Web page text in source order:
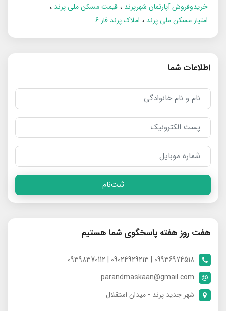
خریدوفروش آپارتمان شهرپرند
قیمت مسکن ملی پرند
امتیاز مسکن ملی پرند
املاک پرند فاز 6
اطلاعات شما
ثبت‌نام
هفت روز هفته پاسخگوی شما هستیم
09936974518 | 09024929213 | 09398370112
parandmaskaan@gmail.com
شهر جدید پرند - میدان استقلال